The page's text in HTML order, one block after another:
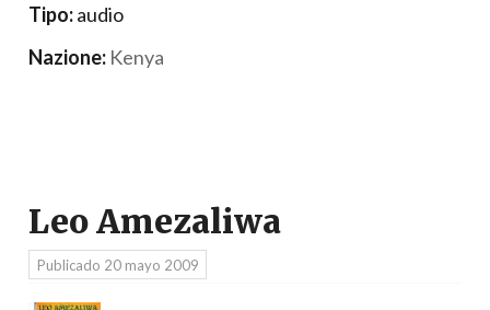
Tipo:audio
Nazione: Kenya
Leo Amezaliwa
Publicado 20 mayo 2009